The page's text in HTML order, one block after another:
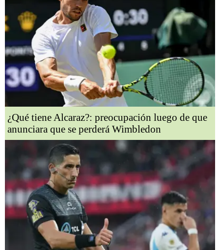
¿Qué tiene Alcaraz?: preocupación luego de que
anunciara que se perderá Wimbledon